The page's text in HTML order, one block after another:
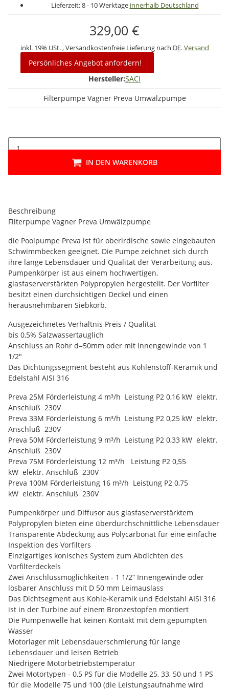
Lieferzeit:8 - 10 Werktage innerhalb Deutschland
329,00 €
inkl. 19% USt. , Versandkostenfreie Lieferung nach DE.Versand
Persönliches Angebot anfordern!
Hersteller:SACI
Filterpumpe Vagner Preva Umwälzpumpe
IN DEN WARENKORB
Beschreibung
Filterpumpe Vagner Preva Umwälzpumpe
die Poolpumpe Preva ist für oberirdische sowie eingebauten
Schwimmbecken geeignet. Die Pumpe zeichnet sich durch
ihre lange Lebensdauer und Qualität der Verarbeitung aus.
Pumpenkörper ist aus einem hochwertigen,
glasfaserverstärkten Polypropylen hergestellt. Der Vorfilter
besitzt einen durchsichtigen Deckel und einen
herausnehmbaren Siebkorb.
Ausgezeichnetes Verhältnis Preis / Qualität
bis 0,5% Salzwassertauglich
Anschluss an Rohr d=50mm oder mit Innengewinde von 1
1/2"
Das Dichtungssegment besteht aus Kohlenstoff-Keramik und
Edelstahl AISI 316
Preva 25M Förderleistung 4 m³/h Leistung P2 0,16 kW elektr.
Anschluß 230V
Preva 33M Förderleistung 6 m³/h Leistung P2 0,25 kW elektr.
Anschluß 230V
Preva 50M Förderleistung 9 m³/h Leistung P2 0,33 kW elektr.
Anschluß 230V
Preva 75M Förderleistung 12 m³/h Leistung P2 0,55
kW elektr. Anschluß 230V
Preva 100M Förderleistung 16 m³/h Leistung P2 0,75
kW elektr. Anschluß 230V
Pumpenkörper und Diffusor aus glasfaserverstärktem
Polypropylen bieten eine überdurchschnittliche Lebensdauer
Transparente Abdeckung aus Polycarbonat für eine einfache
Inspektion des Vorfilters
Einzigartiges konisches System zum Abdichten des
Vorfilterdeckels
Zwei Anschlussmöglichkeiten - 1 1/2“ Innengewinde oder
lösbarer Anschluss mit D 50 mm Leimauslass
Das Dichtsegment aus Kohle-Keramik und Edelstahl AISI 316
ist in der Turbine auf einem Bronzestopfen montiert
Die Pumpenwelle hat keinen Kontakt mit dem gepumpten
Wasser
Motorlager mit Lebensdauerschmierung für lange
Lebensdauer und leisen Betrieb
Niedrigere Motorbetriebstemperatur
Zwei Motortypen - 0,5 PS für die Modelle 25, 33, 50 und 1 PS
für die Modelle 75 und 100 (die Leistungsaufnahme wird